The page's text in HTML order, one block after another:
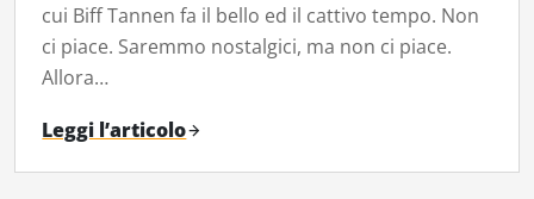
cui Biff Tannen fa il bello ed il cattivo tempo. Non
ci piace. Saremmo nostalgici, ma non ci piace.
Allora…
Leggi l’articolo